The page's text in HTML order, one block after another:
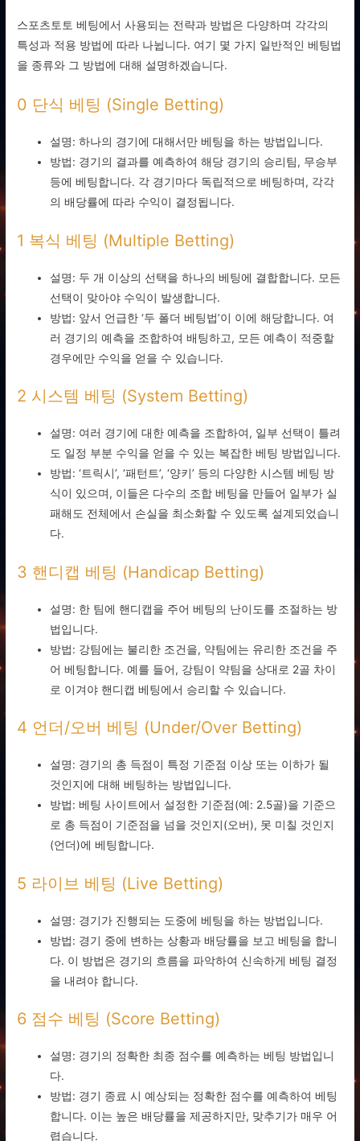
스포츠토토 베팅에서 사용되는 전략과 방법은 다양하며 각각의
특성과 적용 방법에 따라 나뉩니다. 여기 몇 가지 일반적인 베팅법
을 종류와 그 방법에 대해 설명하겠습니다.
0 단식 베팅 (Single Betting)
설명: 하나의 경기에 대해서만 베팅을 하는 방법입니다.
방법: 경기의 결과를 예측하여 해당 경기의 승리팀, 무승부
등에 베팅합니다. 각 경기마다 독립적으로 베팅하며, 각각
의 배당률에 따라 수익이 결정됩니다.
1 복식 베팅 (Multiple Betting)
설명: 두 개 이상의 선택을 하나의 베팅에 결합합니다. 모든
선택이 맞아야 수익이 발생합니다.
방법: 앞서 언급한 ‘두 폴더 베팅법’이 이에 해당합니다. 여
러 경기의 예측을 조합하여 배팅하고, 모든 예측이 적중할
경우에만 수익을 얻을 수 있습니다.
2 시스템 베팅 (System Betting)
설명: 여러 경기에 대한 예측을 조합하여, 일부 선택이 틀려
도 일정 부분 수익을 얻을 수 있는 복잡한 베팅 방법입니다.
방법: ‘트릭시’, ‘패턴트’, ‘양키’ 등의 다양한 시스템 베팅 방
식이 있으며, 이들은 다수의 조합 베팅을 만들어 일부가 실
패해도 전체에서 손실을 최소화할 수 있도록 설계되었습니
다.
3 핸디캡 베팅 (Handicap Betting)
설명: 한 팀에 핸디캡을 주어 베팅의 난이도를 조절하는 방
법입니다.
방법: 강팀에는 불리한 조건을, 약팀에는 유리한 조건을 주
어 베팅합니다. 예를 들어, 강팀이 약팀을 상대로 2골 차이
로 이겨야 핸디캡 베팅에서 승리할 수 있습니다.
4 언더/오버 베팅 (Under/Over Betting)
설명: 경기의 총 득점이 특정 기준점 이상 또는 이하가 될
것인지에 대해 베팅하는 방법입니다.
방법: 베팅 사이트에서 설정한 기준점(예: 2.5골)을 기준으
로 총 득점이 기준점을 넘을 것인지(오버), 못 미칠 것인지
(언더)에 베팅합니다.
5 라이브 베팅 (Live Betting)
설명: 경기가 진행되는 도중에 베팅을 하는 방법입니다.
방법: 경기 중에 변하는 상황과 배당률을 보고 베팅을 합니
다. 이 방법은 경기의 흐름을 파악하여 신속하게 베팅 결정
을 내려야 합니다.
6 점수 베팅 (Score Betting)
설명: 경기의 정확한 최종 점수를 예측하는 베팅 방법입니
다.
방법: 경기 종료 시 예상되는 정확한 점수를 예측하여 베팅
합니다. 이는 높은 배당률을 제공하지만, 맞추기가 매우 어
렵습니다.